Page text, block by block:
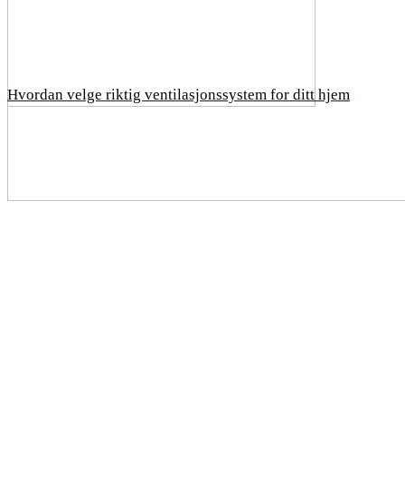
Hvordan velge riktig ventilasjonssystem for ditt hjem